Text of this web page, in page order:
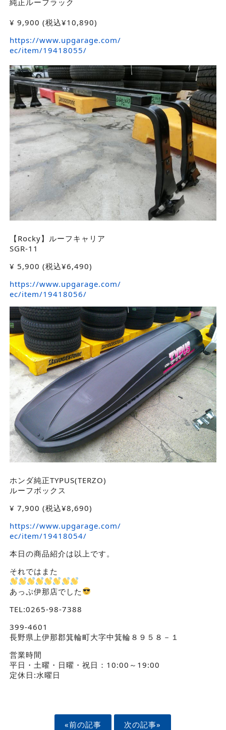
¥ 9,900 (税込¥10,890)
https://www.upgarage.com/
ec/item/19418055/
【Rocky】ルーフキャリア
SGR-11
¥ 5,900 (税込¥6,490)
https://www.upgarage.com/
ec/item/19418056/
ホンダ純正TYPUS(TERZO)
ルーフボックス
¥ 7,900 (税込¥8,690)
https://www.upgarage.com/
ec/item/19418054/
本日の商品紹介は以上です。
それではまた
あっぷ伊那店でした
TEL:0265-98-7388
399-4601
長野県上伊那郡箕輪町大字中箕輪８９５８－１
営業時間
平日・土曜・日曜・祝日：10:00～19:00
定休日:水曜日
«前の記事 次の記事»